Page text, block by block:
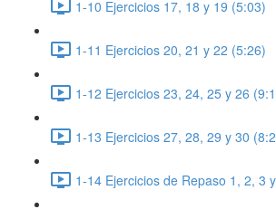
1-10 Ejercicios 17, 18 y 19 (5:03)
1-11 Ejercicios 20, 21 y 22 (5:26)
1-12 Ejercicios 23, 24, 25 y 26
1-13 Ejercicios 27, 28, 29 y 30
1-14 Ejercicios de Repaso 1, 2, 3